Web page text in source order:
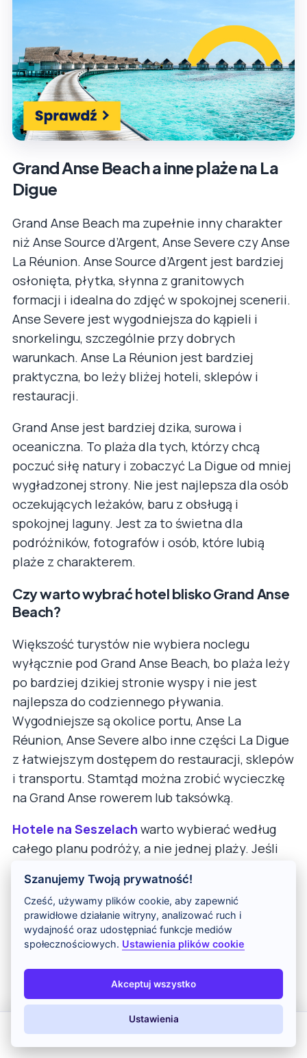
Grand Anse Beach a inne plaże na La
Digue
Grand Anse Beach ma zupełnie inny charakter
niż Anse Source d’Argent, Anse Severe czy Anse
La Réunion. Anse Source d’Argent jest bardziej
osłonięta, płytka, słynna z granitowych
formacji i idealna do zdjęć w spokojnej scenerii.
Anse Severe jest wygodniejsza do kąpieli i
snorkelingu, szczególnie przy dobrych
warunkach. Anse La Réunion jest bardziej
praktyczna, bo leży bliżej hoteli, sklepów i
restauracji.
Grand Anse jest bardziej dzika, surowa i
oceaniczna. To plaża dla tych, którzy chcą
poczuć siłę natury i zobaczyć La Digue od mniej
wygładzonej strony. Nie jest najlepsza dla osób
oczekujących leżaków, baru z obsługą i
spokojnej laguny. Jest za to świetna dla
podróżników, fotografów i osób, które lubią
plaże z charakterem.
Czy warto wybrać hotel blisko Grand Anse
Beach?
Większość turystów nie wybiera noclegu
wyłącznie pod Grand Anse Beach, bo plaża leży
po bardziej dzikiej stronie wyspy i nie jest
najlepsza do codziennego pływania.
Wygodniejsze są okolice portu, Anse La
Réunion, Anse Severe albo inne części La Digue
z łatwiejszym dostępem do restauracji, sklepów
i transportu. Stamtąd można zrobić wycieczkę
na Grand Anse rowerem lub taksówką.
Hotele na Seszelach warto wybierać według
całego planu podróży, a nie jednej plaży. Jeśli
świetnym wyborem, ale dobrze mieć łatwy
dostęp do różnych części wyspy. Grand Anse
Beach warto odwiedzić, ale lepiej nie traktować
jej jako jedynej plaży do codziennego
Grand Anse Beach – czy warto?
Grand Anse Beach zdecydowanie warto
zobaczyć, jeśli jesteś na La Digue. To jedna z
Szanujemy Twoją prywatność!
Cześć, używamy plików cookie, aby zapewnić
prawidłowe działanie witryny, analizować ruch i
wydajność oraz udostępniać funkcje mediów
społecznościowych. Ustawienia plików cookie
Akceptuj wszystko
Ustawienia